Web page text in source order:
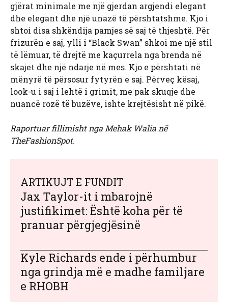
gjërat minimale me një gjerdan argjendi elegant
dhe elegant dhe një unazë të përshtatshme. Kjo i
shtoi disa shkëndija pamjes së saj të thjeshtë. Për
frizurën e saj, ylli i “Black Swan” shkoi me një stil
të lëmuar, të drejtë me kaçurrela nga brenda në
skajet dhe një ndarje në mes. Kjo e përshtati në
mënyrë të përsosur fytyrën e saj. Përveç kësaj,
look-u i saj i lehtë i grimit, me pak skuqje dhe
nuancë rozë të buzëve, ishte krejtësisht në pikë.
Raportuar fillimisht nga Mehak Walia në
TheFashionSpot.
ARTIKUJT E FUNDIT
Jax Taylor-it i mbarojnë
justifikimet: Është koha për të
pranuar përgjegjësinë
Kyle Richards ende i përhumbur
nga grindja më e madhe familjare
e RHOBH